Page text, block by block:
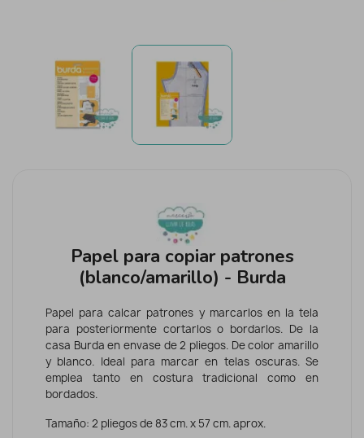
Papel para copiar patrones
(blanco/amarillo) - Burda
Papel para calcar patrones y marcarlos en la tela
para posteriormente cortarlos o bordarlos. De la
casa Burda en envase de 2 pliegos. De color amarillo
y blanco. Ideal para marcar en telas oscuras. Se
emplea tanto en costura tradicional como en
bordados.
Tamaño: 2 pliegos de 83 cm. x 57 cm. aprox.